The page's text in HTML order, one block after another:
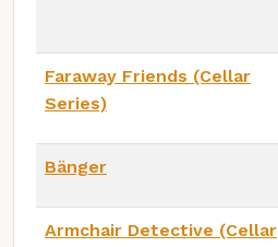
Faraway Friends (Cellar
Series)
Bänger
Armchair Detective (Cellar